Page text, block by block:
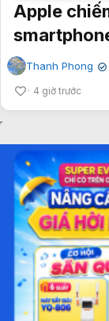
Apple
Thanh Phong ✔
4 giờ trước